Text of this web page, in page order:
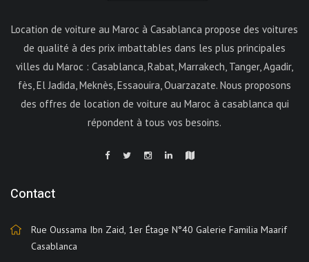
Location de voiture au Maroc à Casablanca propose des voitures
de qualité à des prix imbattables dans les plus principales
villes du Maroc : Casablanca, Rabat, Marrakech, Tanger, Agadir,
fès, El Jadida, Meknès, Essaouira, Ouarzazate. Nous proposons
des offres de location de voiture au Maroc à casablanca qui
répondent à tous vos besoins.
Contact
Rue Oussama Ibn Zaid, 1er Étage N°40 Galerie Familia Maarif
Casablanca